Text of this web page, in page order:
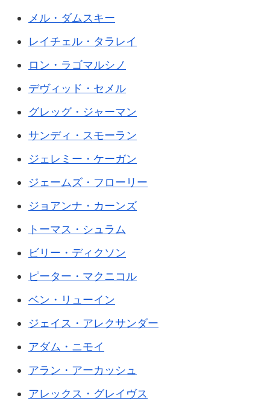
メル・ダムスキー
レイチェル・タラレイ
ロン・ラゴマルシノ
デヴィッド・セメル
グレッグ・ジャーマン
サンディ・スモーラン
ジェレミー・ケーガン
ジェームズ・フローリー
ジョアンナ・カーンズ
トーマス・シュラム
ビリー・ディクソン
ピーター・マクニコル
ベン・リューイン
ジェイス・アレクサンダー
アダム・ニモイ
アラン・アーカッシュ
アレックス・グレイヴス